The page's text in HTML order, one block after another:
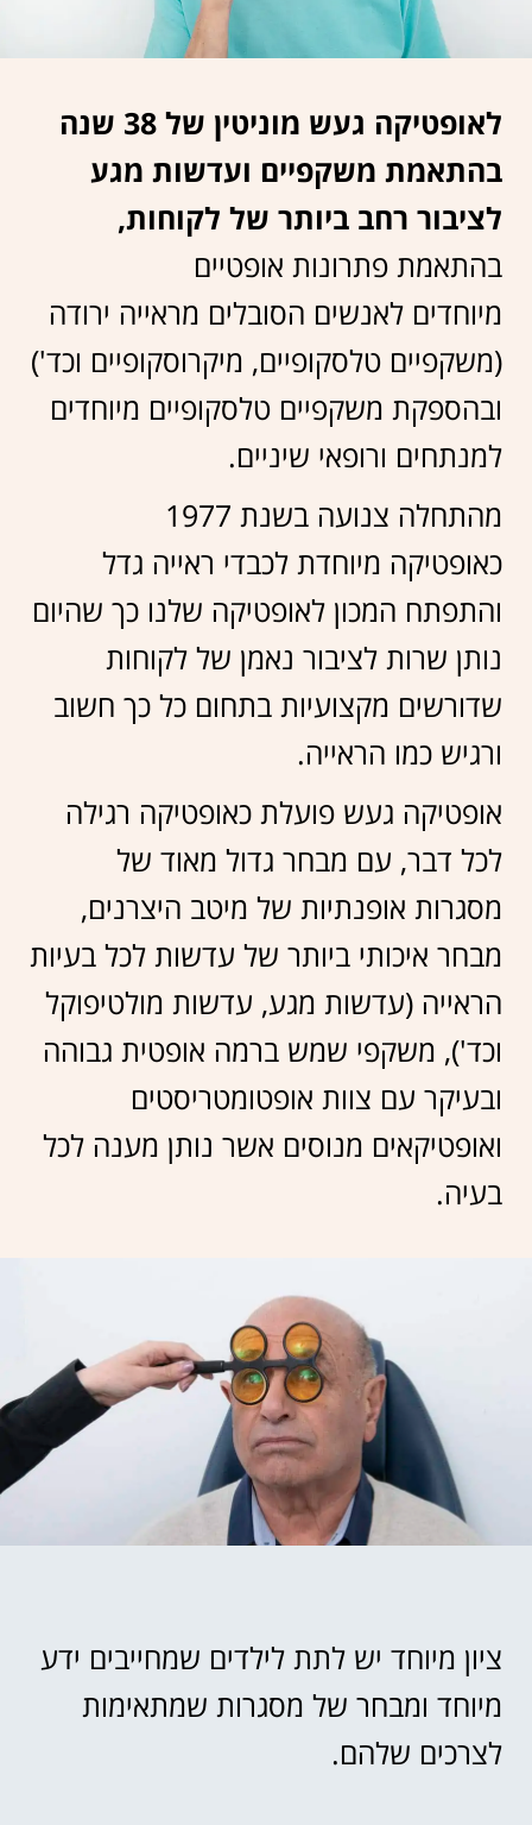
לאופטיקה געש מוניטין של 38 שנה
בהתאמת משקפיים ועדשות מגע
לציבור רחב ביותר של לקוחות,
בהתאמת פתרונות אופטיים
מיוחדים לאנשים הסובלים מראייה ירודה
(משקפיים טלסקופיים, מיקרוסקופיים וכד')
ובהספקת משקפיים טלסקופיים מיוחדים
למנתחים ורופאי שיניים.
מהתחלה צנועה בשנת 1977
כאופטיקה מיוחדת לכבדי ראייה גדל
והתפתח המכון לאופטיקה שלנו כך שהיום
נותן שרות לציבור נאמן של לקוחות
שדורשים מקצועיות בתחום כל כך חשוב
ורגיש כמו הראייה.
אופטיקה געש פועלת כאופטיקה רגילה
לכל דבר, עם מבחר גדול מאוד של
מסגרות אופנתיות של מיטב היצרנים,
מבחר איכותי ביותר של עדשות לכל בעיות
הראייה (עדשות מגע, עדשות מולטיפוקל
וכד'), משקפי שמש ברמה אופטית גבוהה
ובעיקר עם צוות אופטומטריסטים
ואופטיקאים מנוסים אשר נותן מענה לכל
בעיה.
ציון מיוחד יש לתת לילדים שמחייבים ידע
מיוחד ומבחר של מסגרות שמתאימות
לצרכים שלהם.